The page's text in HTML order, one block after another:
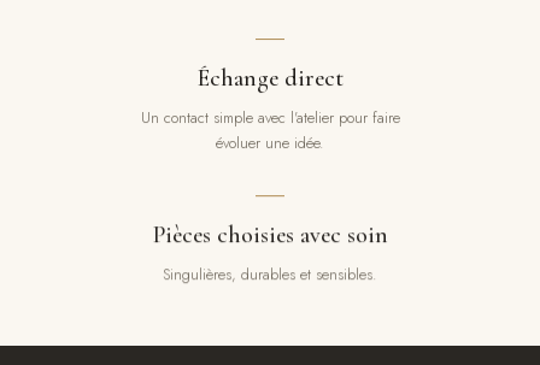
Échange direct
Un contact simple avec l'atelier pour faire
évoluer une idée.
Pièces choisies avec soin
Singulières, durables et sensibles.